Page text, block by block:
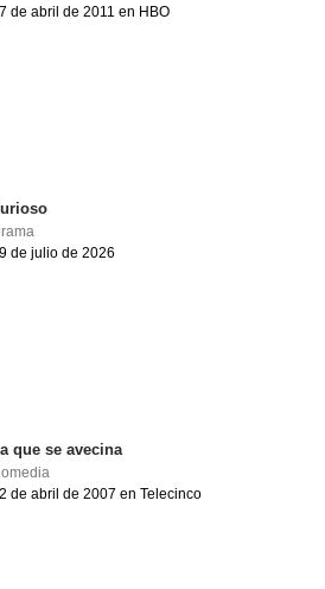
de abril de 2011 en HBO
de julio de 2026
que se avecina
de abril de 2007 en Telecinco